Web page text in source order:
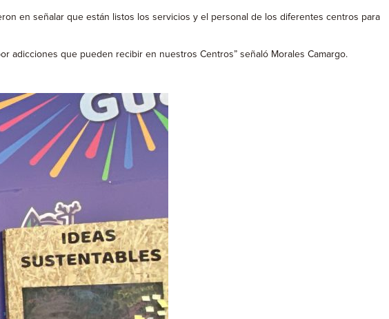
en señalar que están listos los servicios y el personal de los diferentes centros para
adicciones que pueden recibir en nuestros Centros” señaló Morales Camargo.